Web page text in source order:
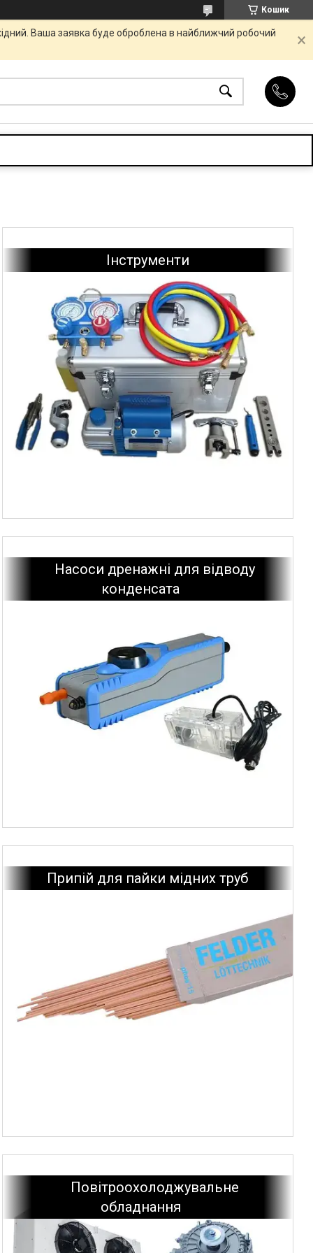
Кошик
Ваша заявка буде оброблена в найближчий робочий
Інструменти
Насоси дренажні для відводу
конденсата
Припій для пайки мідних труб
Повітроохолоджувальне
обладнання